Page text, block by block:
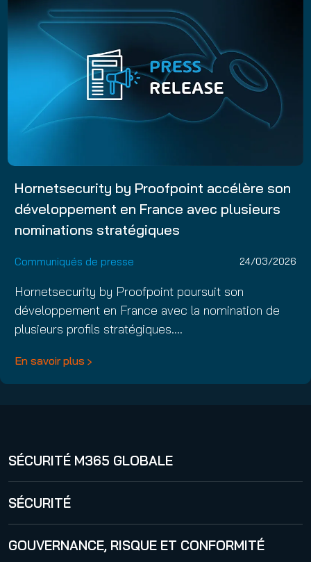
Hornetsecurity by Proofpoint accélère son
développement en France avec plusieurs
nominations stratégiques
Communiqués de presse 24/03/2026
Hornetsecurity by Proofpoint poursuit son
développement en France avec la nomination de
plusieurs profils stratégiques.…
En savoir plus
SÉCURITÉ M365 GLOBALE
365 Total Protection
SÉCURITÉ
Security Awareness Service
GOUVERNANCE, RISQUE ET CONFORMITÉ